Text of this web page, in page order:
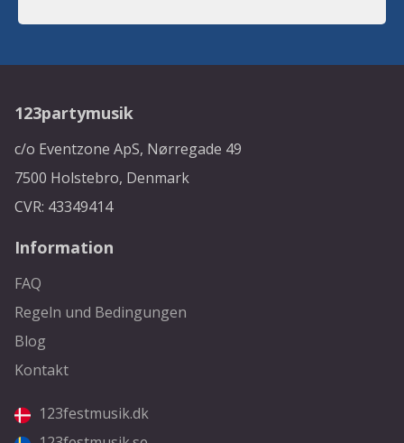
123partymusik
c/o Eventzone ApS, Nørregade 49
7500 Holstebro, Denmark
CVR: 43349414
Information
FAQ
Regeln und Bedingungen
Blog
Kontakt
123festmusik.dk